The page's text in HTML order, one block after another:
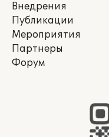
Внедрения
Публикации
Мероприятия
Партнеры
Форум